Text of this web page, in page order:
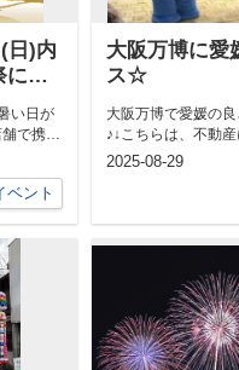
日)内
に観
だ
い日が
で携帯
気が付
ベント
大阪万博に愛
ス☆
大阪万博で愛媛の
♪↓こちらは、不動
のお問合せ先↓ビジ
2025-08-29